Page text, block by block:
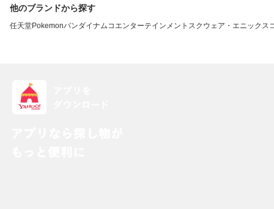
他のブランドから探す
任天堂Pokemonバンダイナムコエンターテインメント スクウェア・エニックス